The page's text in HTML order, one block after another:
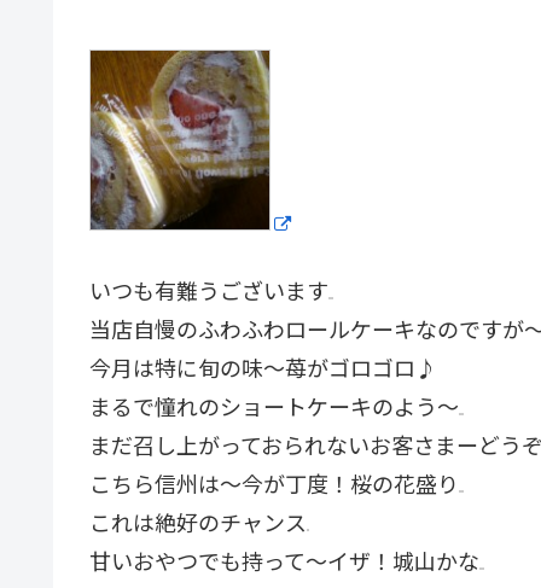
いつも有難うございます
当店自慢のふわふわロールケーキなのですが
今月は特に旬の味〜苺がゴロゴロ♪
まるで憧れのショートケーキのよう〜
まだ召し上がっておられないお客さまーどう
こちら信州は〜今が丁度！桜の花盛り
これは絶好のチャンス
甘いおやつでも持って〜イザ！城山かな